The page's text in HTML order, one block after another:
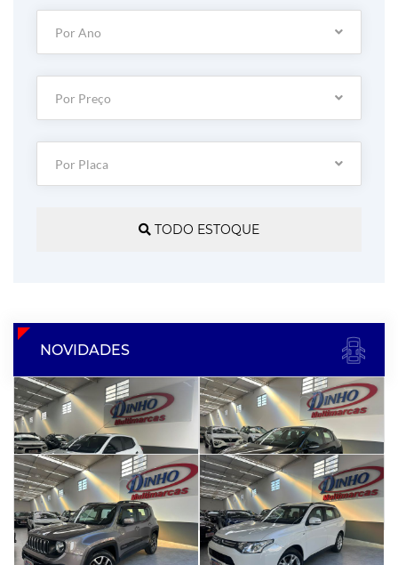
Por Ano
Por Preço
Por Placa
TODO ESTOQUE
NOVIDADES